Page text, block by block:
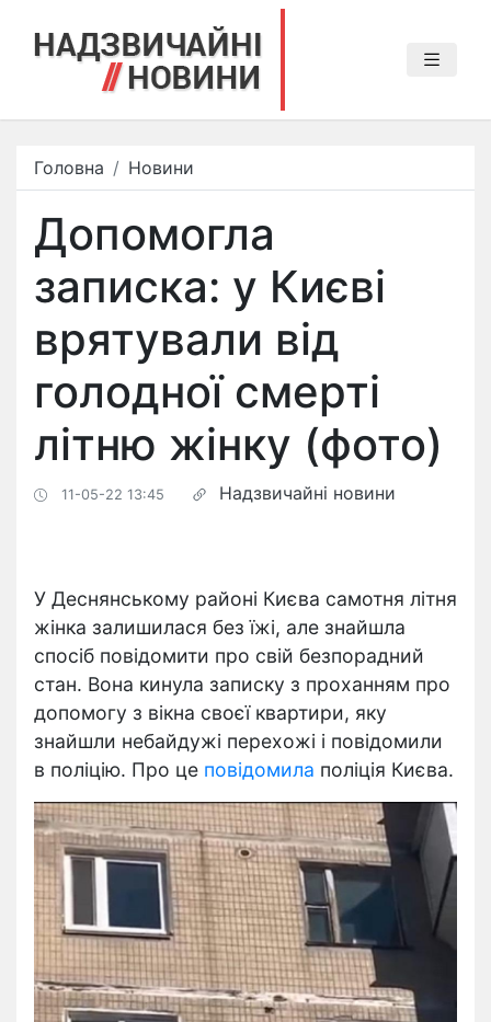
Головна Новини
Допомогла
записка: у Києві
врятували від
голодної смерті
літню жінку (фото)
11-05-22 13:45 Надзвичайні новини
У Деснянському районі Києва самотня літня
жінка залишилася без їжі, але знайшла
спосіб повідомити про свій безпорадний
стан. Вона кинула записку з проханням про
допомогу з вікна своєї квартири, яку
знайшли небайдужі перехожі і повідомили
в поліцію. Про це повідомила поліція Києва.